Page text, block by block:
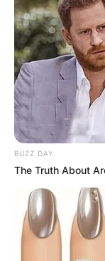
8 Kata Lucu
Minggu ala
Ngenes
10 Desain
Tidur,
BUZZ DAY
The Truth About